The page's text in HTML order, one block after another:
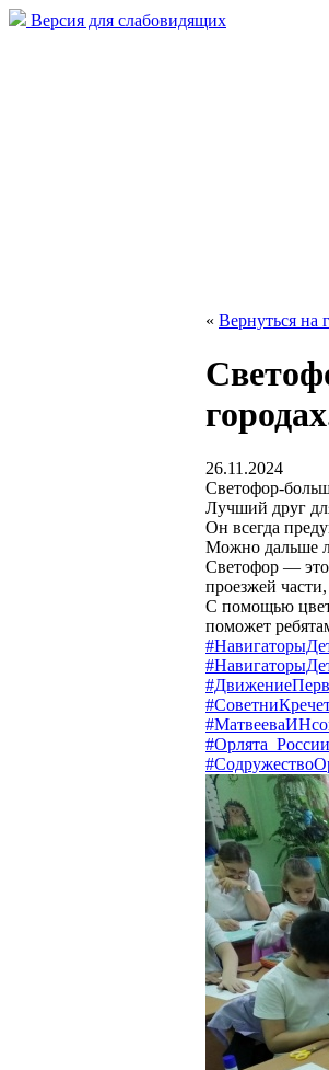
Версия для слабовидящих
« Вернуться на
26.11.2024
Светофор-
Лучший друг
Он всегда
Можно дальше
Светофор — это
проезжей
С помощью
поможет
#Орлята_России